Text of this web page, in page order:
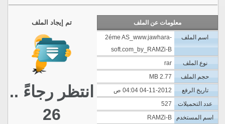
معلومات عن الملف
اسم الملف
2éme AS_www.jawhara-
soft.com_by_RAMZi-B
نوع الملف
حجم الملف
2.77 MB
تاريخ الرفع
04-11-2012 04:04 ص
عدد التحميلات
527
اسم المستخدم
RAMZi-B
تم إيجاد الملف
انتظر رجاءً ..
26